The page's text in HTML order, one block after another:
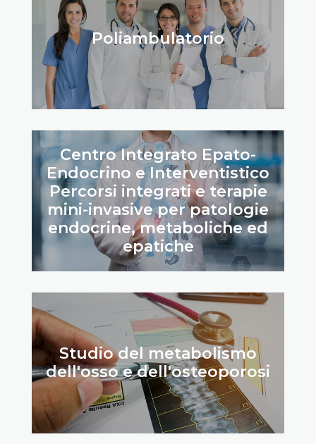
Poliambulatorio
Centro Integrato Epato-
Endocrino e Interventistico
Percorsi integrati e terapie
mini-invasive per patologie
endocrine, metaboliche ed
epatiche
Studio del metabolismo
dell'osso e dell'osteoporosi